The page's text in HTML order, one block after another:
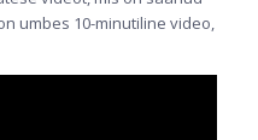
umbes 10-minutiline video,